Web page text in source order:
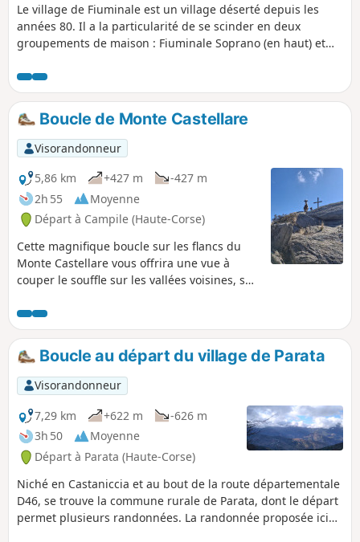
Le village de Fiuminale est un village déserté depuis les
années 80. Il a la particularité de se scinder en deux
groupements de maison : Fiuminale Soprano (en haut) et
sentiers. Celui proposé dans cette randonnée, débute au
village de Velone-Orneto, qui est aussi le terminus de la
D330.Boucle de Monte Castellare
Visorandonneur
5,86 km
+427 m
-427 m
2h 55
Moyenne
Départ à Campile (Haute-Corse)
Cette magnifique boucle sur les flancs du
Monte Castellare vous offrira une vue à
couper le souffle sur les vallées voisines, sur
temps clair, sur les côtes italiennes. Elle
alterne les passages en sous-bois et à
découvert jusqu'au sommet situé à 1000m
où un magnifique chêne vous attend pour
vous procurer l'ombre nécessaire au pique-
nique ou à la sieste. La descente vous fera
traverser le charmant hameau de Costa.
Boucle au départ du village de Parata
Visorandonneur
7,29 km
+622 m
-626 m
3h 50
Moyenne
Départ à Parata (Haute-Corse)
Niché en Castaniccia et au bout de la route départementale
D46, se trouve la commune rurale de Parata, dont le départ
permet plusieurs randonnées. La randonnée proposée ici